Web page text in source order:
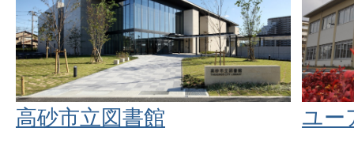
高砂市立図書館 ユー